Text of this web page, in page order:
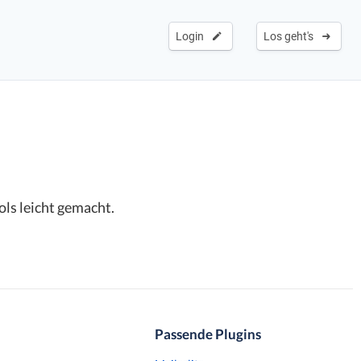
Los geht's
Login
leicht gemacht.
Passende Plugins